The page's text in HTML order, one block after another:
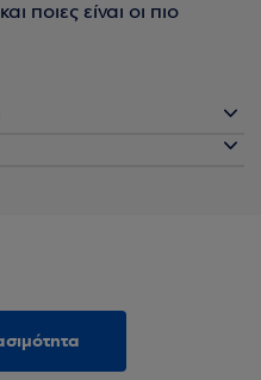
ποιες είναι οι πιο